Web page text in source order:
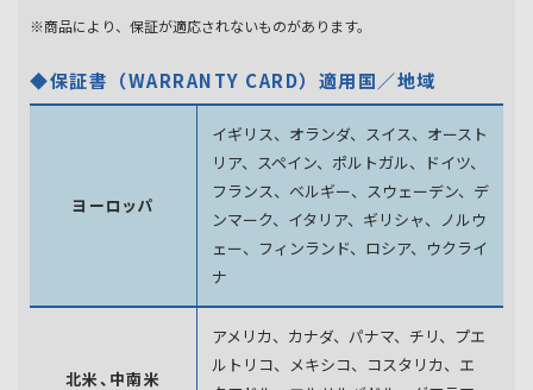
※商品により、保証が適応されないものがあります。
◆保証書（WARRANTY CARD）適用国／地域
ヨーロッパ
イギリス、オランダ、スイス、オースト
リア、スペイン、 ポルトガル、ドイツ、
フランス、ベルギー、スウェーデン、 デ
ンマーク、イタリア、ギリシャ、ノルウ
ェー、フィンランド、 ロシア、ウクライ
ナ
北米、中南米
アメリカ、カナダ、パナマ、チリ、プエ
ルトリコ、メキシコ、 コスタリカ、エ